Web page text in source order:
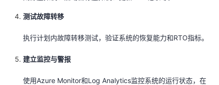
测试故障转移
执行计划内故障转移测试，验证系统的恢复能力和RTO指标。
建立监控与警报
使用Azure Monitor和Log Analytics监控系统的运行状态，在